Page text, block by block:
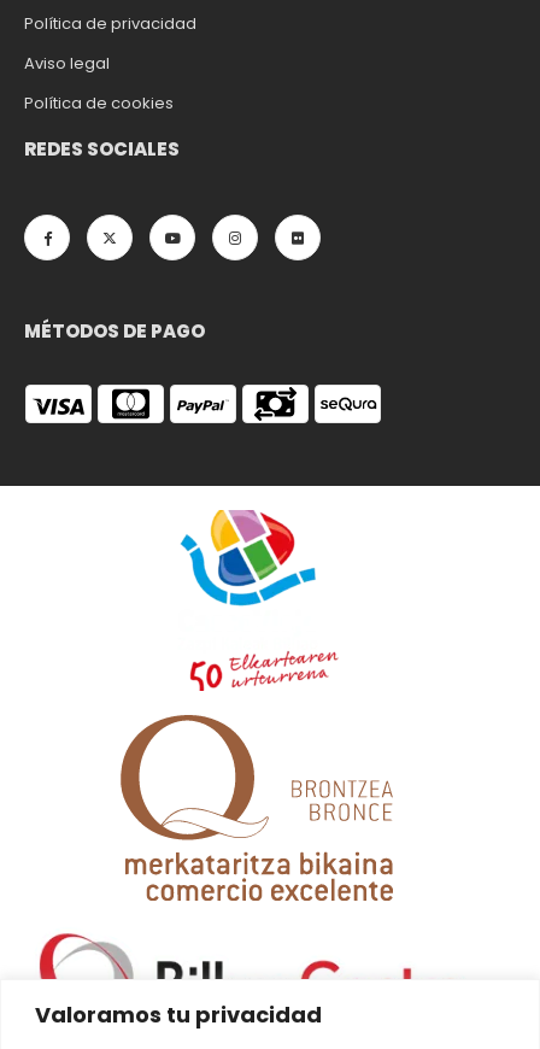
Valoramos tu privacidad
Política de privacidad
Aviso legal
Política de cookies
REDES SOCIALES
MÉTODOS DE PAGO